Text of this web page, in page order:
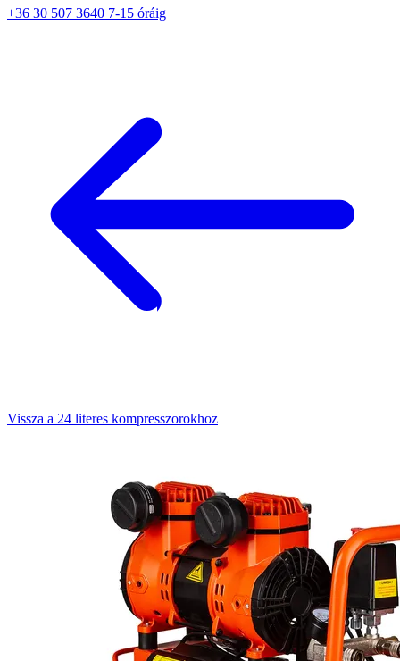
+36 30 507 3640 7-15 óráig
Vissza a 24 literes kompresszorokhoz